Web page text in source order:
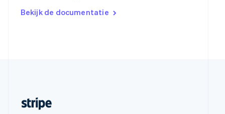
Bekijk de documentatie
English